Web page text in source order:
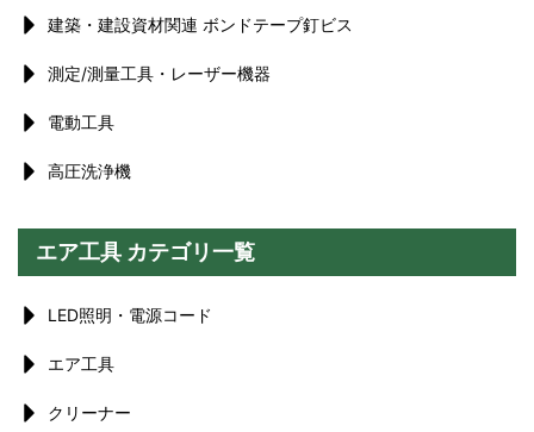
建築・建設資材関連 ボンドテープ釘ビス
測定/測量工具・レーザー機器
電動工具
高圧洗浄機
エア工具 カテゴリ一覧
LED照明・電源コード
エア工具
クリーナー